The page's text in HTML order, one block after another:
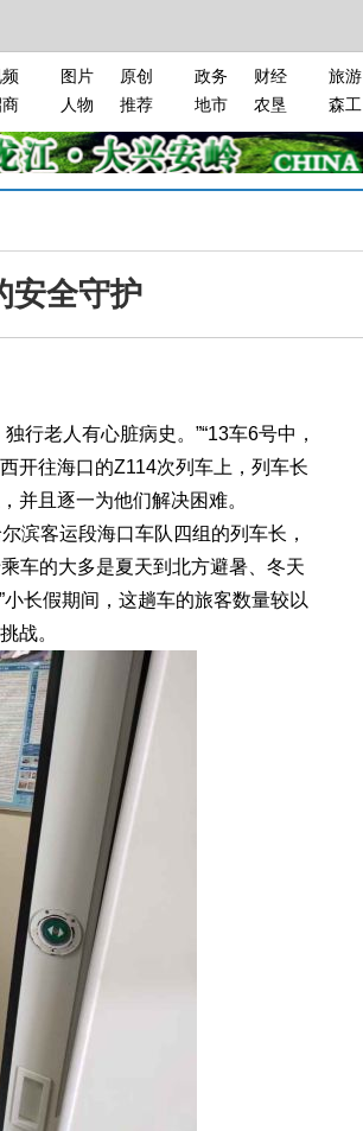
图片
原创
人物
推荐
政务
财经
地市
农垦
旅游
森工
安全守护
老人有心脏病史。”“13车6号中，
开往海口的Z114次列车上，列车长
并且逐一为他们解决困难。
客运段海口车队四组的列车长，
车的大多是夏天到北方避暑、冬天
小长假期间，这趟车的旅客数量较以
战。